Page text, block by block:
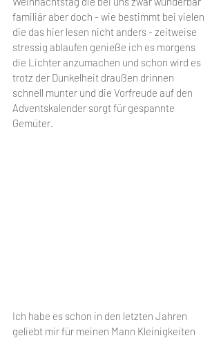
familiär aber doch - wie bestimmt bei vielen
die das hier lesen nicht anders - zeitweise
stressig ablaufen genieße ich es morgens
die Lichter anzumachen und schon wird es
trotz der Dunkelheit draußen drinnen
schnell munter und die Vorfreude auf den
Adventskalender sorgt für gespannte
Gemüter.
Ich habe es schon in den letzten Jahren
geliebt mir für meinen Mann Kleinigkeiten